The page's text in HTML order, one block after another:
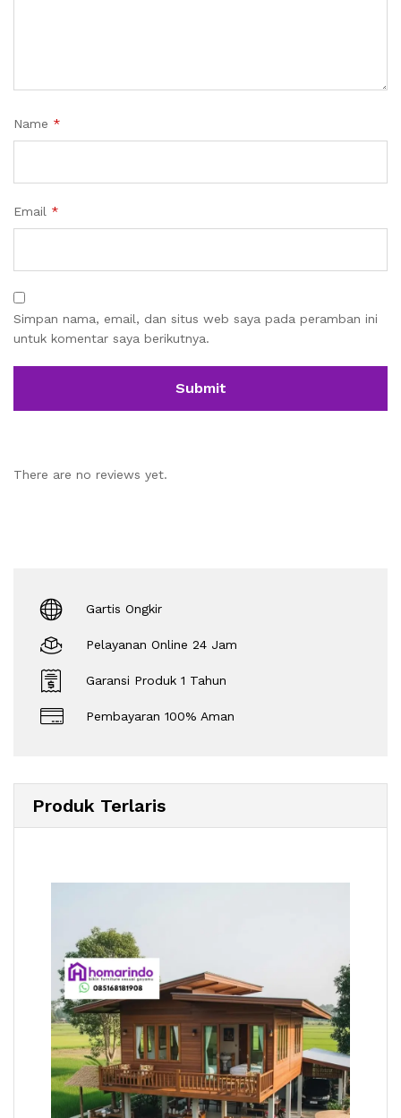
Name *
Email *
Simpan nama, email, dan situs web saya pada peramban ini
untuk komentar saya berikutnya.
There are no reviews yet.
Gartis Ongkir
Pelayanan Online 24 Jam
Garansi Produk 1 Tahun
Pembayaran 100% Aman
Produk Terlaris